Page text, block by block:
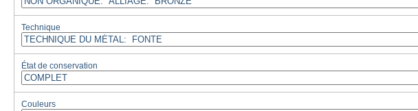
Technique
État de conservation
Couleurs